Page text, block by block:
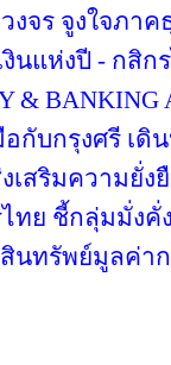
งจร จูงใจภา
นแห่งปี - กสิ
& BANKING
กับกรุงศรี เดิ
สริมความยั่ง
ทย ชี้กลุ่มมั่งคั่
อสินทรัพย์มูลค่